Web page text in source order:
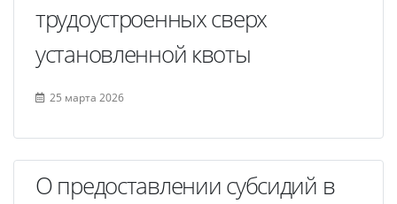
трудоустроенных сверх
установленной квоты
25 марта 2026
О предоставлении субсидий в